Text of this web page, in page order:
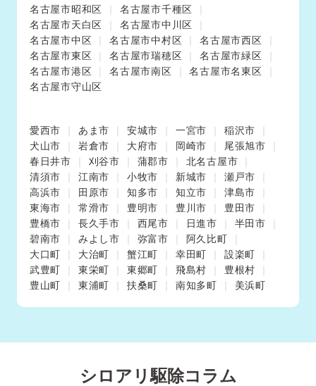
名古屋市昭和区
名古屋市千種区
名古屋市天白区
名古屋市中川区
名古屋市中区
名古屋市中村区
名古屋市西区
名古屋市東区
名古屋市瑞穂区
名古屋市緑区
名古屋市港区
名古屋市南区
名古屋市名東区
名古屋市守山区
愛西市 あま市 安城市 一宮市
稲沢市
犬山市
岩倉市 大府市 岡崎市
尾張旭市
春日井市
刈谷市 蒲郡市
北名古屋市
清須市
江南市 小牧市 新城市
瀬戸市
高浜市
田原市 知多市 知立市
津島市
東海市
常滑市 豊明市 豊川市
豊田市
豊橋市
長久手市 西尾市 日進市
半田市
碧南市
みよし市 弥富市
阿久比町
大口町
大治町 蟹江町 幸田町
設楽町
武豊町
東栄町 東郷町 飛島村
豊根村
豊山町
東浦町 扶桑町 南知多町 美浜町
シロアリ駆除コラム